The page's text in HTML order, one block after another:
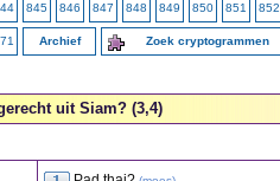
845 846 847 848 849 850 851 852
Archief Zoek cryptogrammen
uit Siam? (3,4)